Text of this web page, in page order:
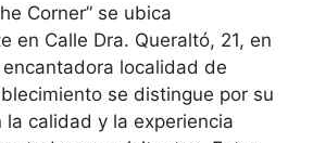
Corner” se ubica
en Calle Dra. Queraltó, 21, en
localidad de
se distingue por su
la calidad y la experiencia